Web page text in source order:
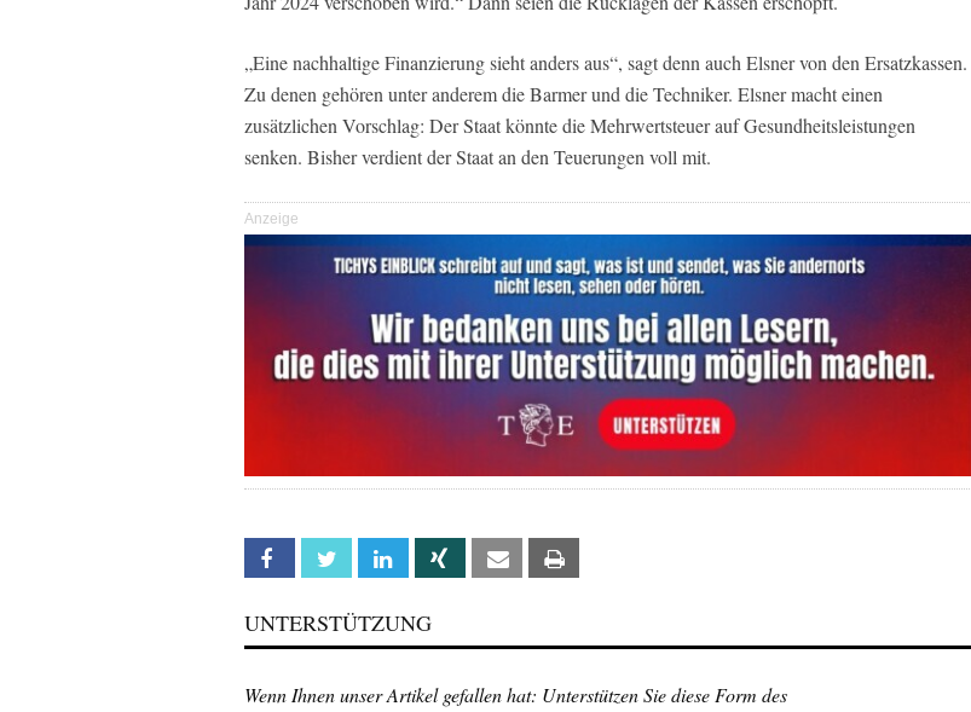
„Eine nachhaltige Finanzierung sieht anders aus“, sagt denn auch Elsner von den Ersatzkassen.
Zu denen gehören unter anderem die Barmer und die Techniker. Elsner macht einen
zusätzlichen Vorschlag: Der Staat könnte die Mehrwertsteuer auf Gesundheitsleistungen
senken. Bisher verdient der Staat an den Teuerungen voll mit.
Anzeige
Facebook Twitter Linkedin Xing Email
UNTERSTÜTZUNG
Wenn Ihnen unser Artikel gefallen hat: Unterstützen Sie diese Form des